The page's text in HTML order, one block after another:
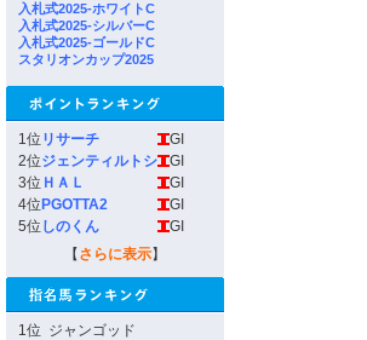
入札式2025-ホワイトC
入札式2025-シルバーC
入札式2025-ゴールドC
スタリオンカップ2025
1位 リサーチ
GI
2位ジェンティルトシ
GI
3位 ＨＡＬ
GI
4位 PGOTTA2
GI
5位 しのくん
GI
【 さらに表示】
1位 ジャンゴッド